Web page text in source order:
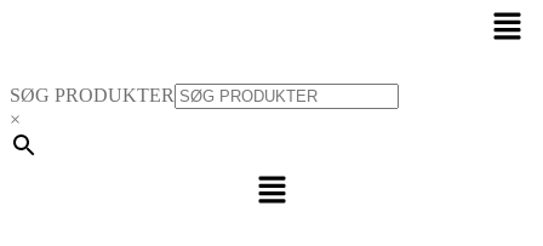
Menu
SØG PRODUKTER
×
Menu